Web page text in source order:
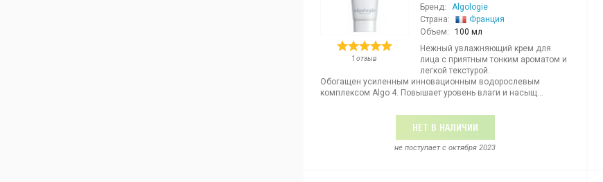
1 отзыв
Бренд:
Algologie
Страна:
Франция
Объем:
100 мл
Нежный увлажняющий крем для
лица с приятным тонким ароматом и
легкой текстурой.
Обогащен усиленным инновационным водорослевым
комплексом Algo 4. Повышает уровень влаги и насыщ...
НЕТ В НАЛИЧИИ
не поступает c октября 2023